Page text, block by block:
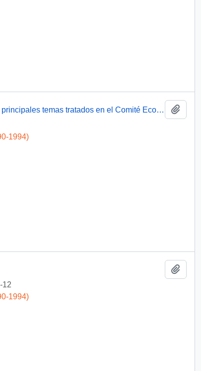
Cuenta a S.E. el Presidente de la República de principales temas tratados en el Comité Económico Social
1994)
12
1994)